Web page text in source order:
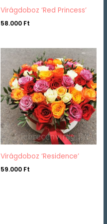
Virágdoboz ‘Red Princess’
58.000 Ft
Virágdoboz ‘Residence’
59.000 Ft